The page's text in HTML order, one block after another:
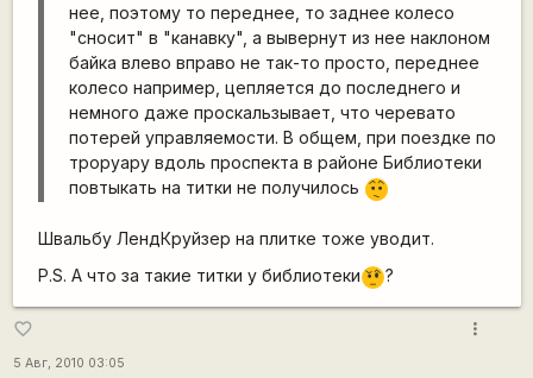
нее, поэтому то переднее, то заднее колесо
"сносит" в "канавку", а вывернут из нее наклоном
байка влево вправо не так-то просто, переднее
колесо например, цепляется до последнего и
немного даже проскальзывает, что черевато
потерей управляемости. В общем, при поездке по
троруару вдоль проспекта в районе Библиотеки
повтыкать на титки не получилось :-/
Швальбу ЛендКруйзер на плитке тоже уводит.
P.S. А что за такие титки у библиотеки????
favorite_border
5 Авг, 2010 03:05
more_vert